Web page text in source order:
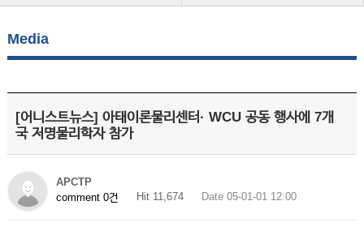
Media
[어니스트뉴스] 아태이론물리센터· WCU 공동 행사에 7개
국 저명물리학자 참가
APCTP
comment 0건
Hit 11,674 Date 05-01-01 12:00